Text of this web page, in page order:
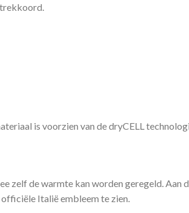
is voorzien van de dryCELL
zelf de warmte kan worden geregeld. Aan
Italië embleem te zien.